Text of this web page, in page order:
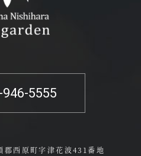
946-5555
西原町字津花波431番地